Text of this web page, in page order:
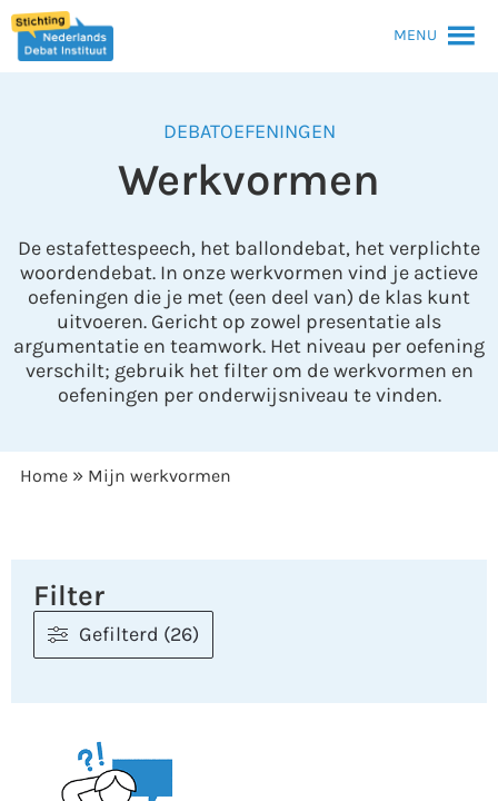
MENU
DEBATOEFENINGEN
Werkvormen
De estafettespeech, het ballondebat, het verplichte
woordendebat. In onze werkvormen vind je actieve
oefeningen die je met (een deel van) de klas kunt
uitvoeren. Gericht op zowel presentatie als
argumentatie en teamwork. Het niveau per oefening
verschilt; gebruik het filter om de werkvormen en
oefeningen per onderwijsniveau te vinden.
Home » Mijn werkvormen
Filter
Gefilterd (26)